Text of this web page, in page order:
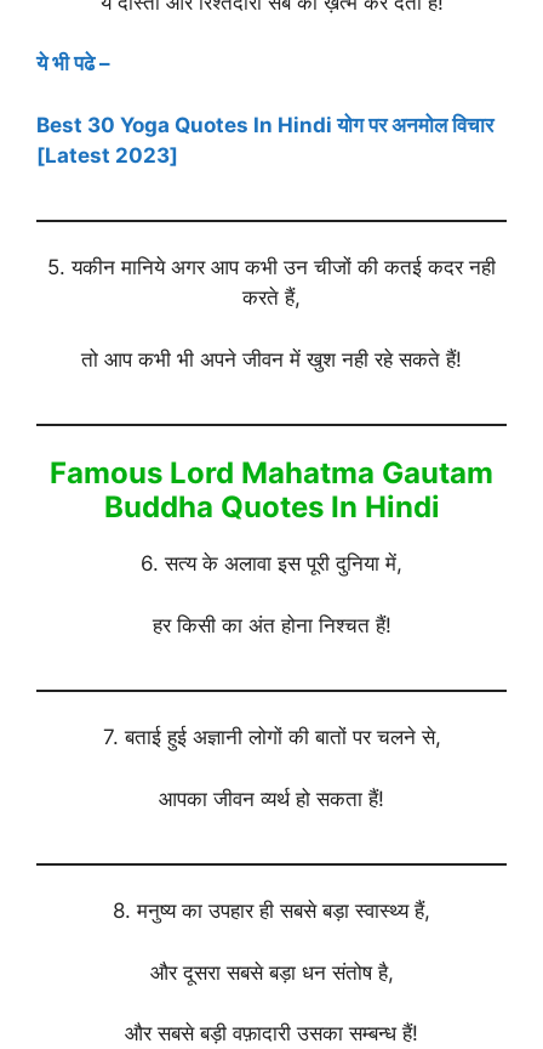
ये भी पढे –
Best 30 Yoga Quotes In Hindi योग पर अनमोल विचार
[Latest 2023]
5. यकीन मानिये अगर आप कभी उन चीजों की कतई कदर नही
करते हैं,
तो आप कभी भी अपने जीवन में खुश नही रहे सकते हैं!
Famous Lord Mahatma Gautam
Buddha Quotes In Hindi
6. सत्य के अलावा इस पूरी दुनिया में,
हर किसी का अंत होना निश्चत हैं!
7. बताई हुई अज्ञानी लोगों की बातों पर चलने से,
आपका जीवन व्यर्थ हो सकता हैं!
8. मनुष्य का उपहार ही सबसे बड़ा स्वास्थ्य हैं,
और दूसरा सबसे बड़ा धन संतोष है,
और सबसे बड़ी वफ़ादारी उसका सम्बन्ध हैं!